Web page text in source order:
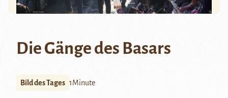
Die Gänge des Basars
Bild des Tages 1Minute